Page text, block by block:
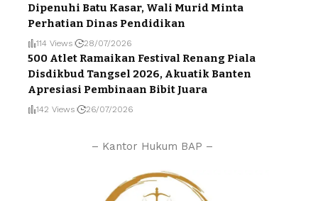
Dipenuhi Batu Kasar, Wali Murid Minta
Perhatian Dinas Pendidikan
114 Views 28/07/2026
500 Atlet Ramaikan Festival Renang Piala
Disdikbud Tangsel 2026, Akuatik Banten
Apresiasi Pembinaan Bibit Juara
142 Views 26/07/2026
– Kantor Hukum BAP –